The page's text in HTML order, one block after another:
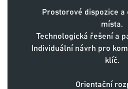
Prostorové dispozice a
místa.
Technologická řešení a
Individuální návrh pro
klíč.
Orientační